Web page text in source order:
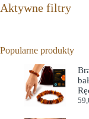
Aktywne filtry
Popularne produkty